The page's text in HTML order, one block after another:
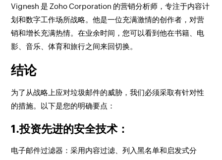
Vignesh 是 Zoho Corporation 的营销分析师，专注于内容计
划和数字工作场所战略。他是一位充满激情的创作者，对营
销和增长充满热情。在业余时间，您可以看到他在书籍、电
影、音乐、体育和旅行之间来回切换。
结论
为了从战略上应对垃圾邮件的威胁，我们必须采取有针对性
的措施。以下是您的明确要点：
1.投资先进的安全技术：
电子邮件过滤器：采用内容过滤、列入黑名单和启发式分